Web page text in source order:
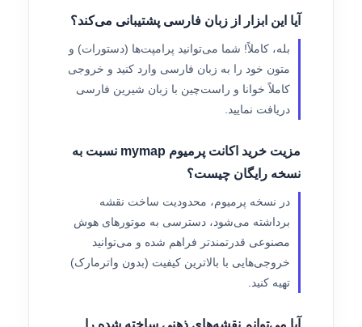
آیا این ابزار از زبان فارسی پشتیبانی می‌کند؟
بله، کاملاً! شما می‌توانید پرامپت‌ها (دستورات) و
متون خود را به زبان فارسی وارد کنید و خروجی
کاملاً خوانا و راست‌چین با زبان شیرین فارسی
دریافت نمایید.
مزیت خرید اکانت پرمیوم mymap نسبت به
نسخه رایگان چیست؟
در نسخه پرمیوم، محدودیت ساخت نقشه
برداشته می‌شود، دسترسی به موتورهای هوش
مصنوعی قدرتمندتر فراهم شده و می‌توانید
خروجی‌هایی با بالاترین کیفیت (بدون واترمارک)
تهیه کنید.